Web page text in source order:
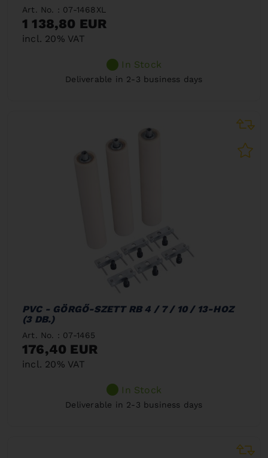
Art. No. : 07-1468XL
1 138,80 EUR
incl. 20% VAT
In Stock
Deliverable in 2-3 business days
PVC - GÖRGŐ-SZETT RB 4 / 7 / 10 / 13-HOZ
(3 DB.)
Art. No. : 07-1465
176,40 EUR
incl. 20% VAT
In Stock
Deliverable in 2-3 business days